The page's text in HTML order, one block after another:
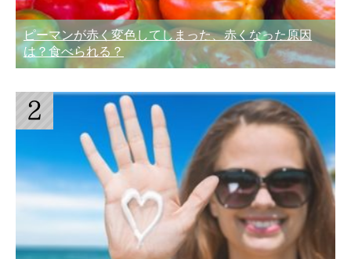
ピーマンが赤く変色してしまった、赤くなった原因
は？食べられる？